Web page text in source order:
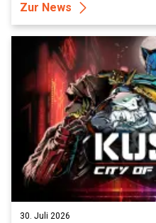
Zur News
30. Juli 2026